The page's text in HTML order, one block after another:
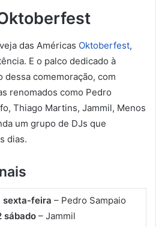
das Américas Oktoberfest,
E o palco dedicado à
comemoração, com
renomados como Pedro
Thiago Martins, Jammil, Menos
um grupo de DJs que
dias.
sexta-feira – Pedro Sampaio
sábado– Jammil